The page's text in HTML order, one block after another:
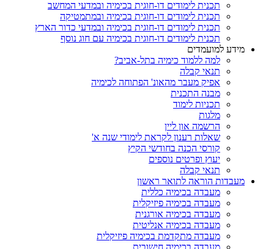
תכנית לימודים דו-חוגית בכימיה ובמדעי המחשב
תכנית לימודים דו-חוגית בכימיה ובמתמטיקה
תכנית לימודים דו-חוגית בכימיה ובמדעי כדור הארץ
תכנית לימודים דו-חוגית בכימיה עם חוג נוסף
מידע למועמדים
למה ללמוד כימיה בתל-אביב?
תנאי קבלה
אפיק מעבר מהאונ' הפתוחה לכימיה
מבנה התכנית
תכניות לימוד
מלגות
הרשמה און ליין
שאלות רענון לקראת לימודי שנה א'
קורסי הכנה בחודשי הקיץ
יעוץ ופרטים נוספים
תנאי קבלה
מעבדות הוראה לתואר ראשון
מעבדה בכימיה כללית
מעבדה בכימיה פיזיקלית
מעבדה בכימיה אורגנית
מעבדה בכימיה אנליטית
מעבדה מתקדמת בכימיה פיזיקלית
מעבדה בכימיה חישובית